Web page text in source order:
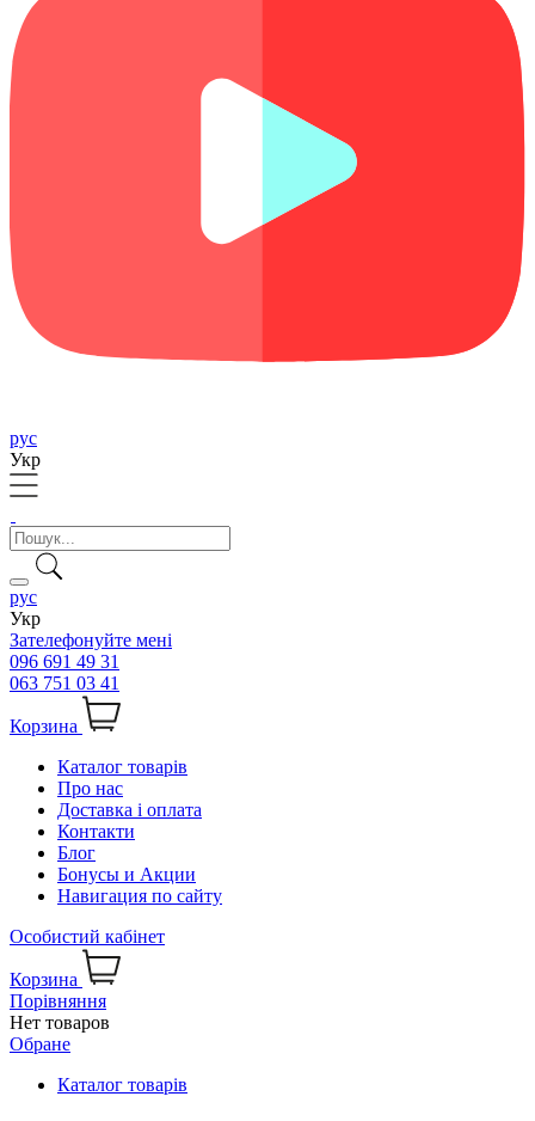
рус
Укр
рус
Укр
Зателефонуйте мені
096 691 49 31
063 751 03 41
Корзина
Каталог товарів
Про нас
Доставка і оплата
Контакти
Блог
Бонусы и Акции
Навигация по сайту
Особистий кабінет
Корзина
Порівняння
Нет товаров
Обране
Каталог товарів